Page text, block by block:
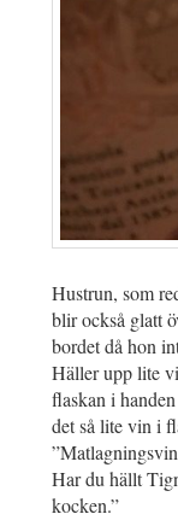
Hustrun, som
blir också glatt
bordet då hon
Häller upp lite
flaskan i
det så lite vin i
Har du hällt
kocken.”